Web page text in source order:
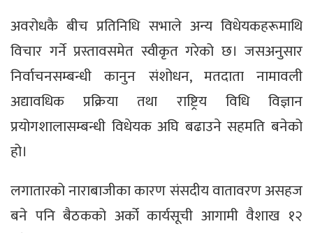
अवरोधकै बीच प्रतिनिधि सभाले अन्य विधेयकहरूमाथि
विचार गर्ने प्रस्तावसमेत स्वीकृत गरेको छ। जसअनुसार
निर्वाचनसम्बन्धी कानुन संशोधन, मतदाता नामावली
अद्यावधिक प्रक्रिया तथा राष्ट्रिय विधि विज्ञान
प्रयोगशालासम्बन्धी विधेयक अघि बढाउने सहमति बनेको
हो।
लगातारको नाराबाजीका कारण संसदीय वातावरण असहज
बने पनि बैठकको अर्को कार्यसूची आगामी वैशाख १२